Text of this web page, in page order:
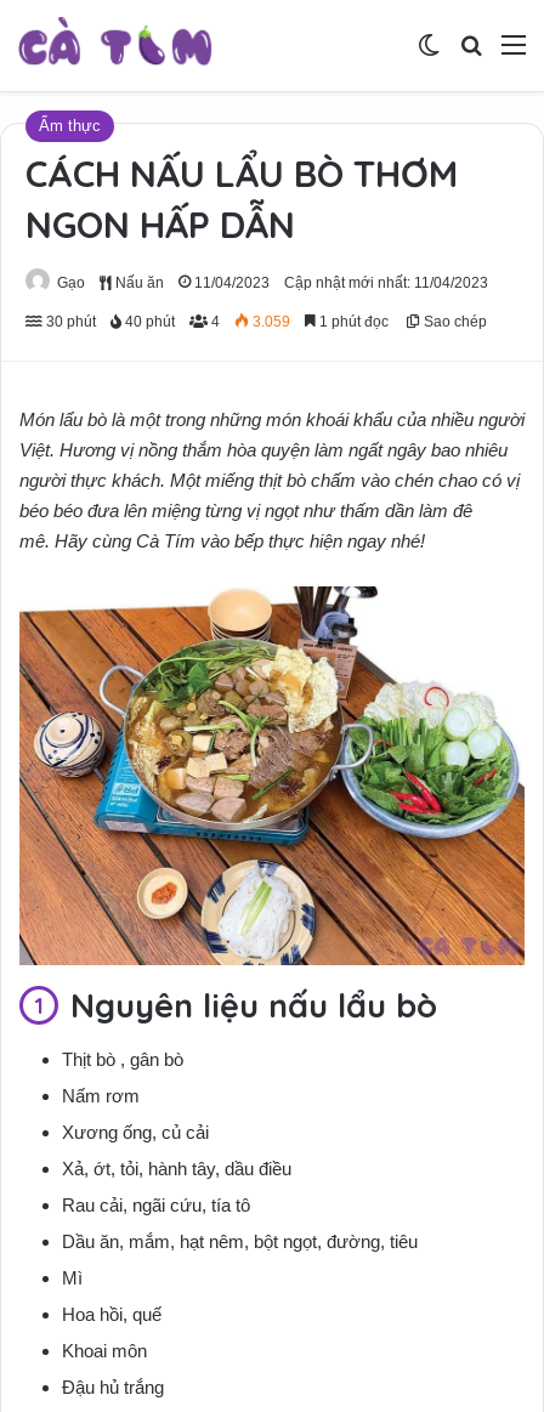
Tìm
Switch skin
Ẩm thực
CÁCH NẤU LẨU BÒ THƠM
NGON HẤP DẪN
Gạo Nấu ăn 11/04/2023 Cập nhật mới nhất: 11/04/2023
30 phút 40 phút 4 3.059 1 phút đọc Sao chép
Món lẩu bò là một trong những món khoái khẩu của nhiều người
Việt. Hương vị nồng thắm hòa quyện làm ngất ngây bao nhiêu
người thực khách. Một miếng thịt bò chấm vào chén chao có vị
béo béo đưa lên miệng từng vị ngọt như thấm dần làm đê
mê. Hãy cùng Cà Tím vào bếp thực hiện ngay nhé!
Nguyên liệu nấu lẩu bò
Thịt bò , gân bò
Nấm rơm
Xương ống, củ cải
Xả, ớt, tỏi, hành tây, dầu điều
Rau cải, ngãi cứu, tía tô
Dầu ăn, mắm, hạt nêm, bột ngọt, đường, tiêu
Mì
Hoa hồi, quế
Khoai môn
Đậu hủ trắng